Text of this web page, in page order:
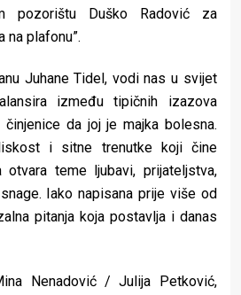
pozorištu Duško Radović za
na plafonu”.
Juhane Tidel, vodi nas u svijet
između tipičnih izazova
da joj je majka bolesna.
i sitne trenutke koji čine
otvara teme ljubavi, prijateljstva,
Iako napisana prije više od
pitanja koja postavlja i danas
Nenadović / Julija Petković,